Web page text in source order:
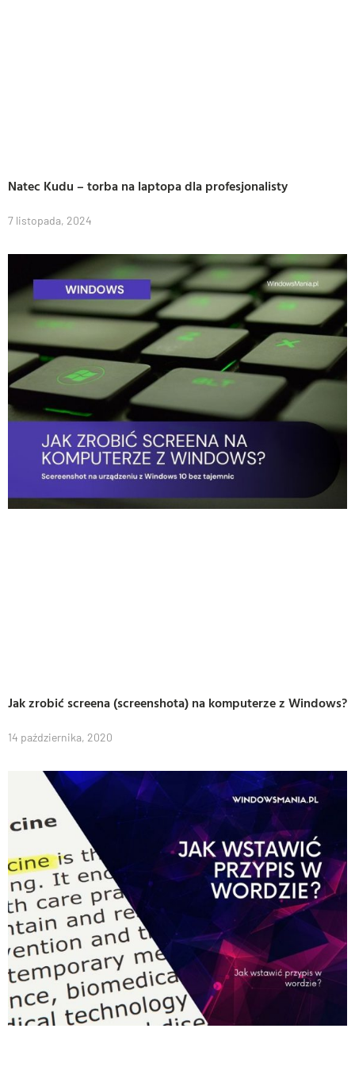
Natec Kudu – torba na laptopa dla profesjonalisty
7 listopada, 2024
Jak zrobić screena (screenshota) na komputerze z Windows?
14 października, 2020